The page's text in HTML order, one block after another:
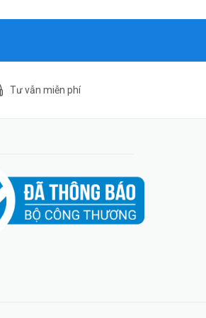
Tư vẫn miễn phí